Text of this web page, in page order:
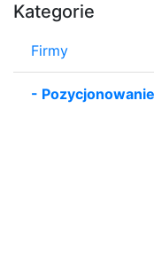
Kategorie
Firmy
-